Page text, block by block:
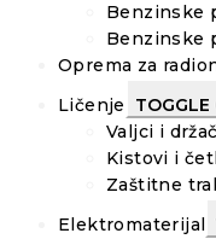
Benzinske
Benzinske
Oprema za
Ličenje
TOGGLE
Valjci i
Kistovi i
Zaštitne
Elektromaterijal